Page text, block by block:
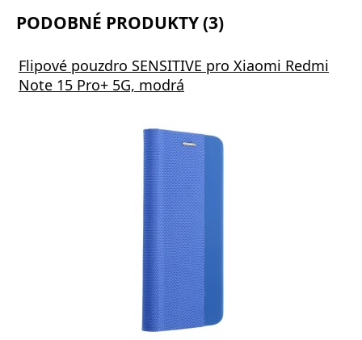
PODOBNÉ PRODUKTY (3)
Flipové pouzdro SENSITIVE pro Xiaomi Redmi
Note 15 Pro+ 5G, modrá